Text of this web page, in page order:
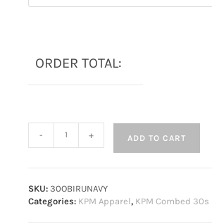
ORDER TOTAL:
- + ADD TO CART
SKU: 30OBIRUNAVY
Categories: KPM Apparel, KPM Combed 30s